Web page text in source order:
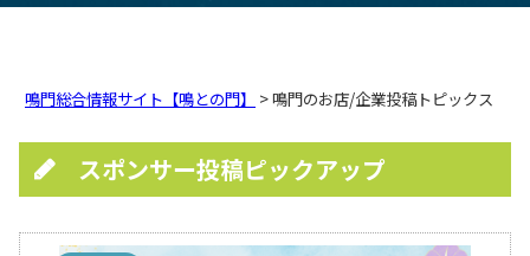
鳴門総合情報サイト【鳴との門】 > 鳴門のお店/企業投稿トピックス
スポンサー投稿ピックアップ